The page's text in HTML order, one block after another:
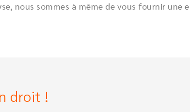
nous sommes à même de vous fournir une
droit !